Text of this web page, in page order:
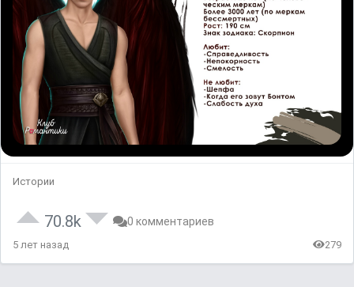
Истории
70.8k 0 комментариев
5 лет назад 279